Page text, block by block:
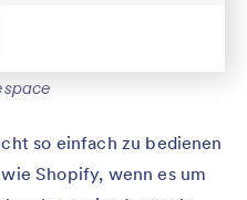
so einfach zu bedienen
Shopify, wenn es um